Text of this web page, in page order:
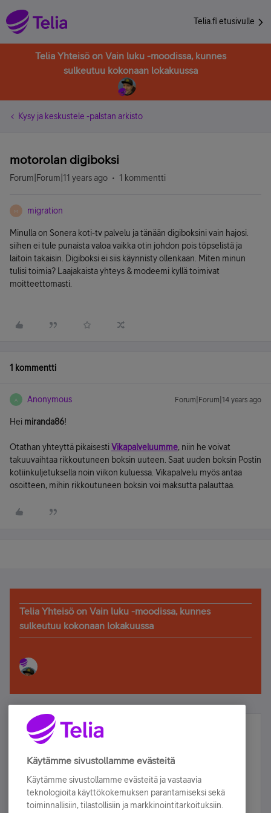
Telia.fi etusivulle
Telia Yhteisö on Vain luku -moodissa, kunnes
sulkeutuu kokonaan lokakuussa
Kysy ja keskustele -palstan arkisto
motorolan digiboksi
Forum|Forum|11 years ago 1 kommentti
M migration
Minulla on Sonera koti-tv palvelu ja tänään digiboksini vain hajosi.
siihen ei tule punaista valoa vaikka otin johdon pois töpselistä ja
laitoin takaisin. Digiboksi ei siis käynnisty ollenkaan. Miten minun
tulisi toimia? Laajakaista yhteys & modeemi kyllä toimivat
moitteettomasti.
1 kommentti
A Anonymous Forum|Forum|14 years ago
Hei miranda86!
Otathan yhteyttä pikaisestiVikapalveluumme, niin he voivat
takuuvaihtaa rikkoutuneen boksin uuteen. Saat uuden boksin Postin
kotiinkuljetuksella noin viikon kuluessa. Vikapalvelu myös antaa
osoitteen, mihin rikkoutuneen boksin voi maksutta palauttaa.
Telia Yhteisö on Vain luku -moodissa, kunnes
sulkeutuu kokonaan lokakuussa
Älä jää paitsi – osallistu ja voita!
Tilaa Telian uutiskirje ja olet mukana arvonnassa.
sähköpostiisi.
Käytämme sivustollamme evästeitä
Käytämme sivustollamme evästeitä ja vastaavia
teknologioita käyttökokemuksen parantamiseksi sekä
toiminnallisiin, tilastollisiin ja markkinointitarkoituksiin.